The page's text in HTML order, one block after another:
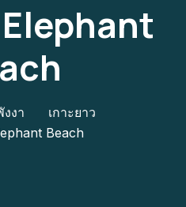
งา
เกาะยาว
Beach